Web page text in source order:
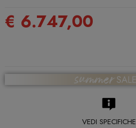
€ 6.747,00
VEDI SPECIFICHE